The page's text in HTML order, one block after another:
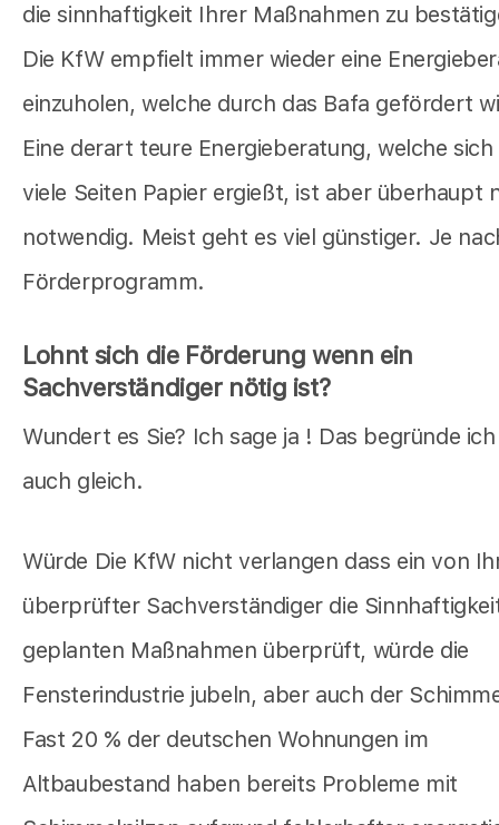
die sinnhaftigkeit Ihrer Maßnahmen zu
Die KfW empfielt immer wieder eine
einzuholen, welche durch das Bafa gefördert
Eine derart teure Energieberatung, welche
viele Seiten Papier ergießt, ist aber überhaupt
notwendig. Meist geht es viel günstiger. Je
Förderprogramm.
Lohnt sich die Förderung wenn ein
Sachverständiger nötig ist?
Wundert es Sie? Ich sage ja ! Das begründe
auch gleich.
Würde Die KfW nicht verlangen dass ein von
überprüfter Sachverständiger die
geplanten Maßnahmen überprüft, würde die
Fensterindustrie jubeln, aber auch der
Fast 20 % der deutschen Wohnungen im
Altbaubestand haben bereits Probleme mit